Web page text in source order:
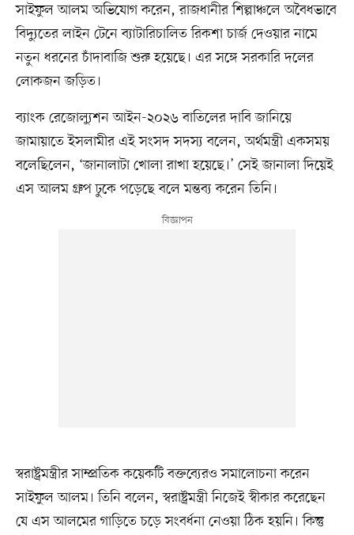
সাইফুল আলম অভিযোগ করেন, রাজধানীর শিল্পাঞ্চলে অবৈধভাবে
বিদ্যুতের লাইন টেনে ব্যাটারিচালিত রিকশা চার্জ দেওয়ার নামে
নতুন ধরনের চাঁদাবাজি শুরু হয়েছে। এর সঙ্গে সরকারি দলের
লোকজন জড়িত।
ব্যাংক রেজোল্যুশন আইন-২০২৬ বাতিলের দাবি জানিয়ে
জামায়াতে ইসলামীর এই সংসদ সদস্য বলেন, অর্থমন্ত্রী একসময়
বলেছিলেন, ‘জানালাটা খোলা রাখা হয়েছে।’ সেই জানালা দিয়েই
এস আলম গ্রুপ ঢুকে পড়েছে বলে মন্তব্য করেন তিনি।
স্বরাষ্ট্রমন্ত্রীর সাম্প্রতিক কয়েকটি বক্তব্যেরও সমালোচনা করেন
সাইফুল আলম। তিনি বলেন, স্বরাষ্ট্রমন্ত্রী নিজেই স্বীকার করেছেন
যে এস আলমের গাড়িতে চড়ে সংবর্ধনা নেওয়া ঠিক হয়নি। কিন্তু